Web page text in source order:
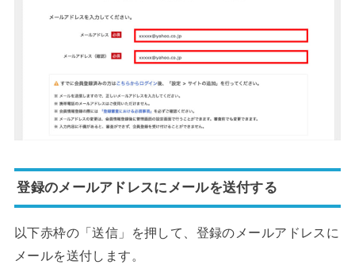
登録のメールアドレスにメールを送付する
以下赤枠の「送信」を押して、登録のメールアドレスに
メールを送付します。